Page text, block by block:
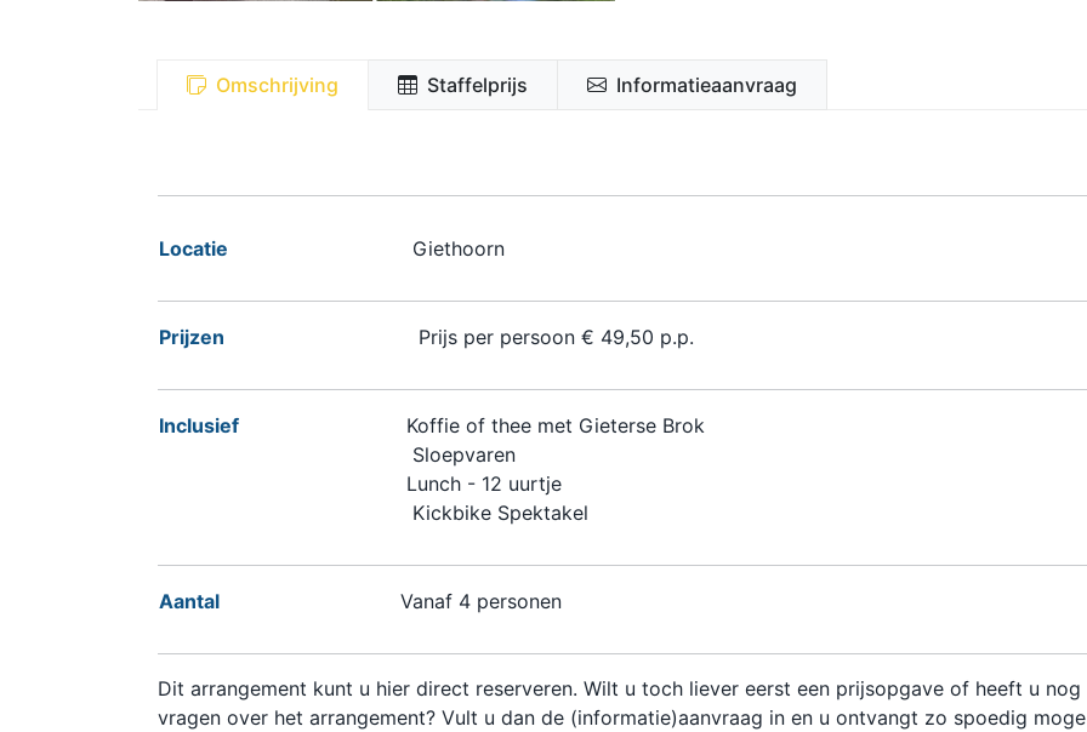
Omschrijving Staffelprijs Informatieaanvraag
Locatie Giethoorn
Prijzen Prijs per persoon € 49,50 p.p.
Inclusief
Koffie of thee met Gieterse Brok
Sloepvaren
Lunch - 12 uurtje
Kickbike Spektakel
Aantal Vanaf 4 personen
Dit arrangement kunt u hier direct reserveren. Wilt u toch liever eerst een prijsopgave of heeft u nog
vragen over het arrangement? Vult u dan de (informatie)aanvraag in en u ontvangt zo spoedig